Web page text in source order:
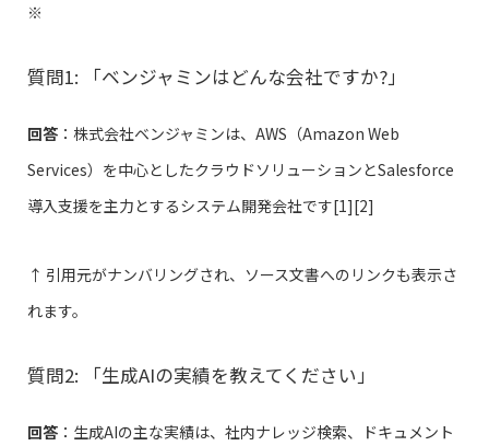
※
質問1: 「ベンジャミンはどんな会社ですか?」
回答：株式会社ベンジャミンは、AWS（Amazon Web
Services）を中心としたクラウドソリューションとSalesforce
導入支援を主力とするシステム開発会社です[1][2]
↑ 引用元がナンバリングされ、ソース文書へのリンクも表示さ
れます。
質問2: 「生成AIの実績を教えてください」
回答：生成AIの主な実績は、社内ナレッジ検索、ドキュメント